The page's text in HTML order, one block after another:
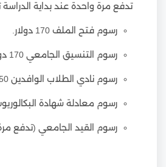
تدفع مرة واحدة عند بداية
رسوم فتح الملف 170 دولار.
رسوم التنسيق الجامعي 170 دولار.
رسوم نادي الطلاب الوافدين 150 دولار.
رسوم معادلة شهادة البكالوريوس 300
رسوم القيد الجامعي (تدفع مرة واحدة)